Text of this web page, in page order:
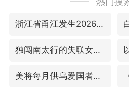
浙江省甬江发生2026年第1号洪水
独闯南太行的失联女生最后轨迹已确认
美将每月供乌爱国者拦截导弹